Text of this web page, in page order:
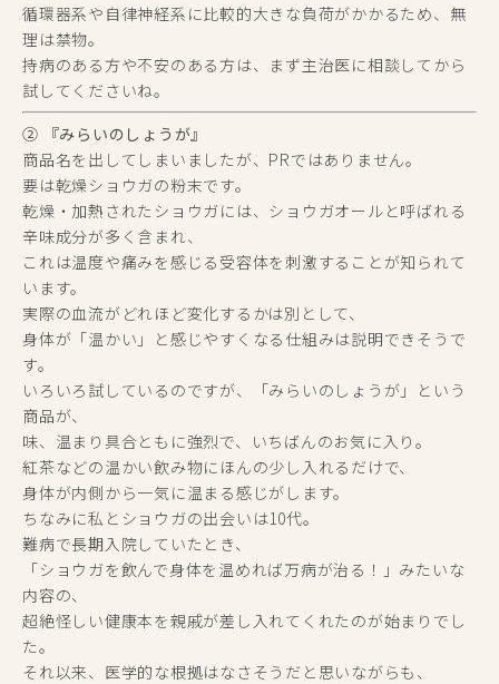
循環器系や自律神経系に比較的大きな負荷がかかるため、無
理は禁物。
持病のある方や不安のある方は、まず主治医に相談してから
試してくださいね。
② 『みらいのしょうが』
商品名を出してしまいましたが、PRではありません。
要は乾燥ショウガの粉末です。
乾燥・加熱されたショウガには、ショウガオールと呼ばれる
辛味成分が多く含まれ、
これは温度や痛みを感じる受容体を刺激することが知られて
います。
実際の血流がどれほど変化するかは別として、
身体が「温かい」と感じやすくなる仕組みは説明できそうで
す。
いろいろ試しているのですが、「みらいのしょうが」という
商品が、
味、温まり具合ともに強烈で、いちばんのお気に入り。
紅茶などの温かい飲み物にほんの少し入れるだけで、
身体が内側から一気に温まる感じがします。
ちなみに私とショウガの出会いは10代。
難病で長期入院していたとき、
「ショウガを飲んで身体を温めれば万病が治る！」みたいな
内容の、
超絶怪しい健康本を親戚が差し入れてくれたのが始まりでし
た。
それ以来、医学的な根拠はなさそうだと思いながらも、